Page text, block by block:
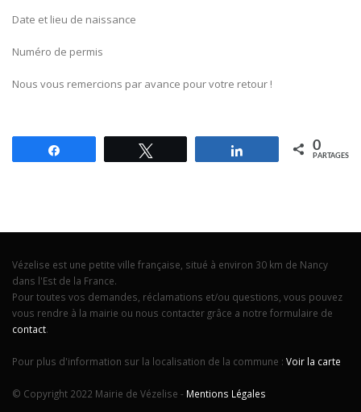
Date et lieu de naissance
Numéro de permis
Nous vous remercions par avance pour votre retour !
Partagez 0
PARTAGES
Vézelise est une petite ville française, situé à environ 30 km de Nancy
dans l'Est de la France.
Pour toutes vos demandes, réclamations et/ou questions, vous pouvez
vous rendre à la mairie ou nous contacter grâce a notre formulaire de
contact.
Pour plus d'information sur la localisation de la commune : Voir la carte
© Copyright 2022 Mairie de Vézelise - Mentions Légales